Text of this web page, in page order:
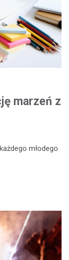
marzeń z
młodego